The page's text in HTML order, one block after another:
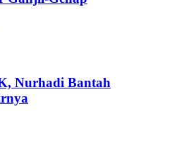
Nurhadi Bantah